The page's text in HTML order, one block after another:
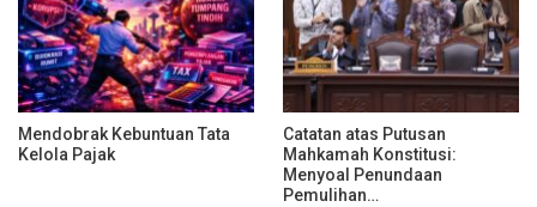
Mendobrak Kebuntuan Tata
Kelola Pajak
Catatan atas Putusan
Mahkamah Konstitusi:
Menyoal Penundaan
Pemulihan…